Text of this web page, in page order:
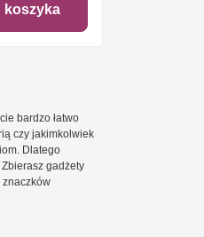
koszyka
bardzo łatwo
czy jakimkolwiek
Dlatego
gadżety
znaczków